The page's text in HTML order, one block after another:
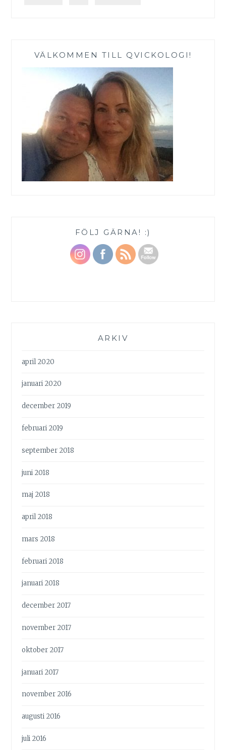
VÄLKOMMEN TILL QVICKOLOGI!
FÖLJ GÄRNA! :)
ARKIV
april 2020
januari 2020
december 2019
februari 2019
september 2018
juni 2018
maj 2018
april 2018
mars 2018
februari 2018
januari 2018
december 2017
november 2017
oktober 2017
januari 2017
november 2016
augusti 2016
juli 2016